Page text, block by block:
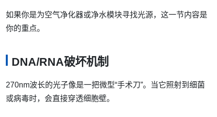
如果你是为空气净化器或净水模块寻找光源，这一节内容是
你的重点。
DNA/RNA破坏机制
270nm波长的光子像是一把微型“手术刀”。当它照射到细菌
或病毒时，会直接穿透细胞壁。